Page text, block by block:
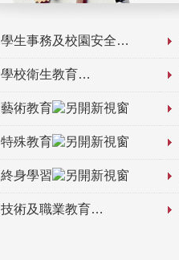
學生事務及校園安全
學校衛生教育
藝術教育
特殊教育
終身學習
技術及職業教育